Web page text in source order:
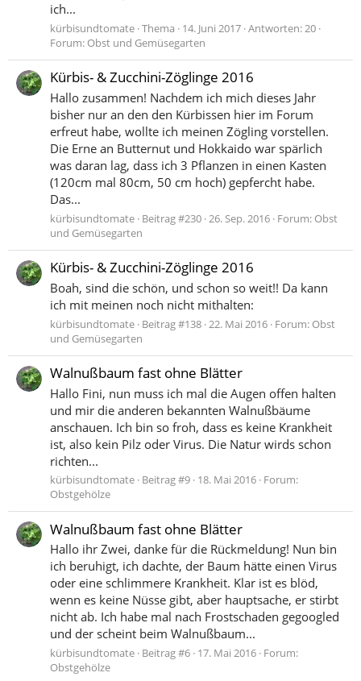
ich...
kürbisundtomate Thema 14. Juni 2017 Antworten: 20
Forum: Obst und Gemüsegarten
Kürbis- & Zucchini-Zöglinge 2016
Hallo zusammen! Nachdem ich mich dieses Jahr
bisher nur an den den Kürbissen hier im Forum
erfreut habe, wollte ich meinen Zögling vorstellen.
Die Erne an Butternut und Hokkaido war spärlich
was daran lag, dass ich 3 Pflanzen in einen Kasten
(120cm mal 80cm, 50 cm hoch) gepfercht habe.
Das...
kürbisundtomate Beitrag #230 26. Sep. 2016 Forum: Obst
und Gemüsegarten
Kürbis- & Zucchini-Zöglinge 2016
Boah, sind die schön, und schon so weit!! Da kann
ich mit meinen noch nicht mithalten:
kürbisundtomate Beitrag #138 22. Mai 2016 Forum: Obst
und Gemüsegarten
Walnußbaum fast ohne Blätter
Hallo Fini, nun muss ich mal die Augen offen halten
und mir die anderen bekannten Walnußbäume
anschauen. Ich bin so froh, dass es keine Krankheit
ist, also kein Pilz oder Virus. Die Natur wirds schon
richten...
kürbisundtomate Beitrag #9 18. Mai 2016 Forum:
Obstgehölze
Walnußbaum fast ohne Blätter
Hallo ihr Zwei, danke für die Rückmeldung! Nun bin
ich beruhigt, ich dachte, der Baum hätte einen Virus
oder eine schlimmere Krankheit. Klar ist es blöd,
wenn es keine Nüsse gibt, aber hauptsache, er stirbt
nicht ab. Ich habe mal nach Frostschaden gegoogled
und der scheint beim Walnußbaum...
kürbisundtomate Beitrag #6 17. Mai 2016 Forum:
Obstgehölze